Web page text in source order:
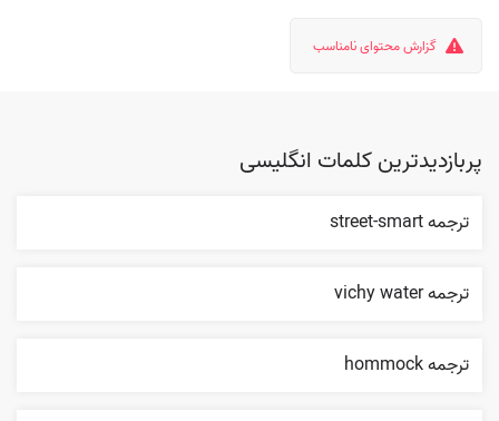
گزارش محتوای نامناسب
پربازدیدترین کلمات انگلیسی
ترجمه street-smart
ترجمه vichy water
ترجمه hommock